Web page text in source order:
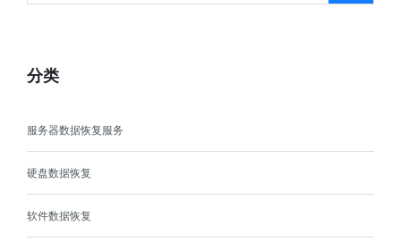
分类
服务器数据恢复服务
硬盘数据恢复
软件数据恢复